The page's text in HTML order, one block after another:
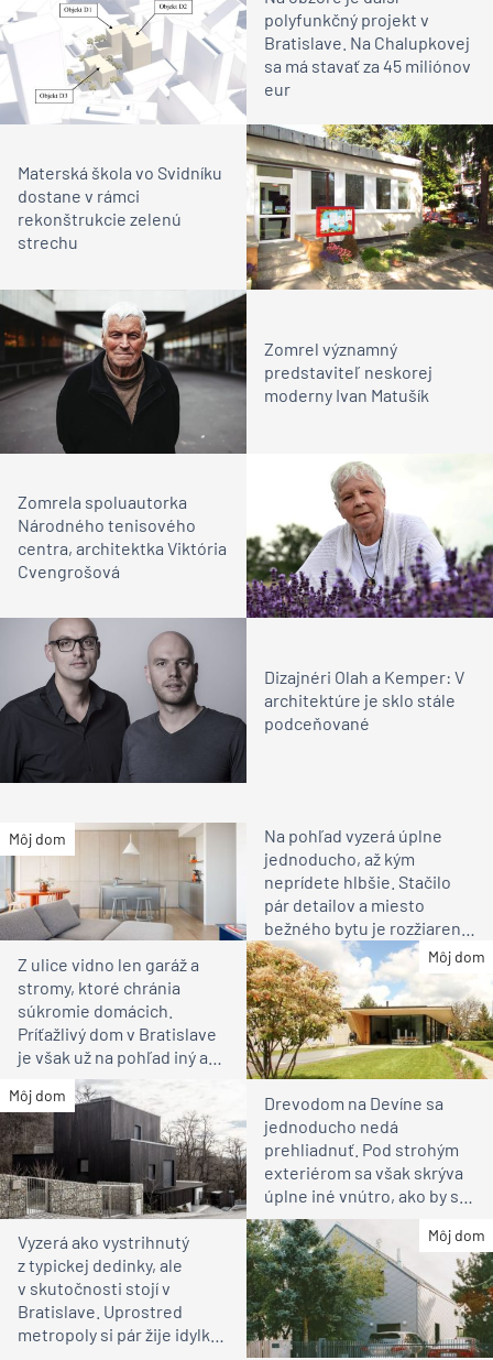
polyfunkčný projekt v
Bratislave. Na Chalupkovej
sa má stavať za 45 miliónov
eur
Materská škola vo Svidníku
dostane v rámci
rekonštrukcie zelenú
strechu
Zomrel významný
predstaviteľ neskorej
moderny Ivan Matušík
Zomrela spoluautorka
Národného tenisového
centra, architektka Viktória
Cvengrošová
Dizajnéri Olah a Kemper: V
architektúre je sklo stále
podceňované
Môj dom
Na pohľad vyzerá úplne
jednoducho, až kým
neprídete hlbšie. Stačilo
pár detailov a miesto
bežného bytu je rozžiarené
bývanie pre rodinu
Môj dom
Z ulice vidno len garáž a
stromy, ktoré chránia
súkromie domácich.
Príťažlivý dom v Bratislave
je však už na pohľad iný ako
susedia
Môj dom
Drevodom na Devíne sa
jednoducho nedá
prehliadnuť. Pod strohým
exteriérom sa však skrýva
úplne iné vnútro, ako by ste
čakali
Môj dom
Vyzerá ako vystrihnutý
z typickej dedinky, ale
v skutočnosti stojí v
Bratislave. Uprostred
metropoly si pár žije idylku